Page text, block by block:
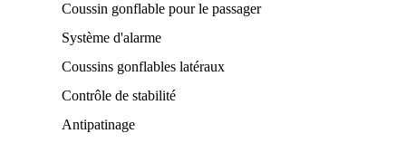
Coussin gonflable pour le passager
Système d'alarme
Coussins gonflables latéraux
Contrôle de stabilité
Antipatinage